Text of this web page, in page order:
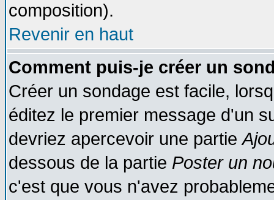
composition).
Revenir en haut
Comment puis-je créer un
Créer un sondage est facile,
éditez le premier message d'un
devriez apercevoir une partie
dessous de la partie Poster un
c'est que vous n'avez